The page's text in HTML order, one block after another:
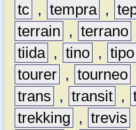
tc , tempra ,
terrain
, terrano
tiida , tino , tipo
tourer , tourneo
trans
, transit ,
trekking
, trevis